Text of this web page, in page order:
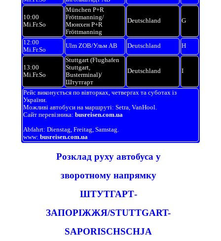
10:00
Mi.Fr.So
München P+R
Fröttmanning/
Мюнхен P+R
Fröttmanning
Deutschland G
12:00
Mi.Fr.So
Ulm ZOB/Ульм АВ Deutschland H
13:00
Mi.Fr.So
Stuttgart (Flughafen
Stuttgart,
Busterminal)/
Штутгарт
Deutschland I
Рейс виконується по вівторках, четвергах та суботах із
України.
Можливі автобуси на маршруті: Setra, VanHool.
Сайт перевізника: busreisen.com.ua
Abfahrt: Dienstag, Freitag, Samstag.
www: busreisen.com.ua
Розклад руху автобуса у
зворотному напрямку
ШТУТГАРТ-
ЗАПОРІЖЖЯ/STUTTGART-
SAPORISCHSCHJA